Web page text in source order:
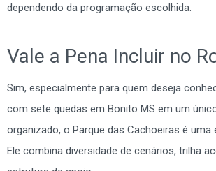
dependendo da programação escolhida.
Vale a Pena Incluir no
Sim, especialmente para quem deseja
com sete quedas em Bonito MS em um
organizado, o Parque das Cachoeiras é uma
Ele combina diversidade de cenários, trilha